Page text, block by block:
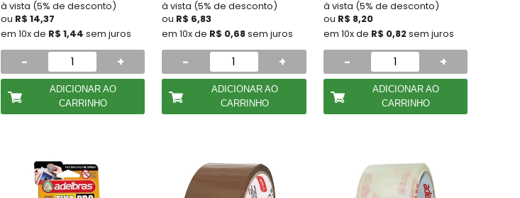
à vista (5% de desconto)
ou R$ 14,37
em 10x de R$ 1,44 sem juros
- +
ADICIONAR AO
CARRINHO
à vista (5% de desconto)
ou R$ 6,83
em 10x de R$ 0,68sem juros
- +
ADICIONAR AO
CARRINHO
à vista (5% de desconto)
ou R$ 8,20
em 10x de R$ 0,82sem juros
- +
ADICIONAR AO
CARRINHO